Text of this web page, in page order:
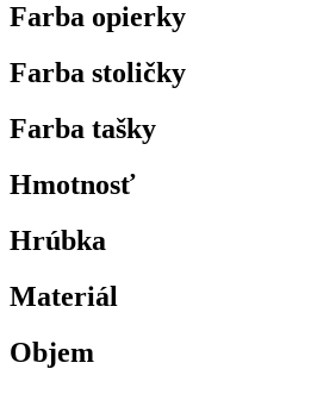
Farba opierky
Farba stoličky
Farba tašky
Hmotnosť
Hrúbka
Materiál
Objem